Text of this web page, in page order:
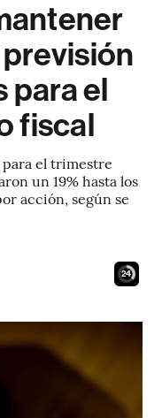
para el
fiscal
para el trimestre
un 19% hasta los
acción, según se
23